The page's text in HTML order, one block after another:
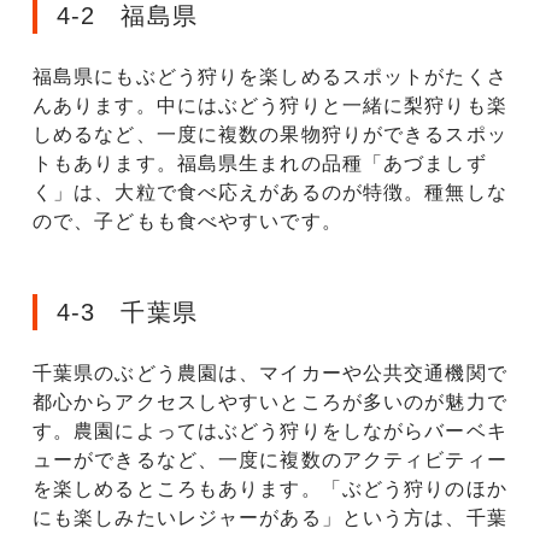
4-2 福島県
福島県にもぶどう狩りを楽しめるスポットがたくさ
んあります。中にはぶどう狩りと一緒に梨狩りも楽
しめるなど、一度に複数の果物狩りができるスポッ
トもあります。福島県生まれの品種「あづましず
く」は、大粒で食べ応えがあるのが特徴。種無しな
ので、子どもも食べやすいです。
4-3 千葉県
千葉県のぶどう農園は、マイカーや公共交通機関で
都心からアクセスしやすいところが多いのが魅力で
す。農園によってはぶどう狩りをしながらバーベキ
ューができるなど、一度に複数のアクティビティー
を楽しめるところもあります。「ぶどう狩りのほか
にも楽しみたいレジャーがある」という方は、千葉